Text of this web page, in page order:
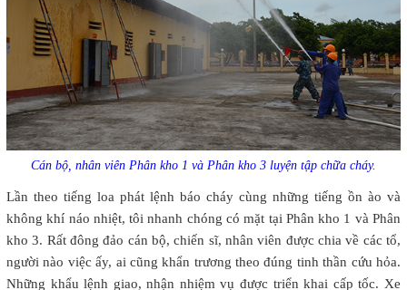
Cán bộ, nhân viên Phân kho 1 và Phân kho 3 luyện tập chữa cháy.
Lần theo tiếng loa phát lệnh báo cháy cùng những tiếng ồn ào và
không khí náo nhiệt, tôi nhanh chóng có mặt tại Phân kho 1 và Phân
kho 3. Rất đông đảo cán bộ, chiến sĩ, nhân viên được chia về các tổ,
người nào việc ấy, ai cũng khẩn trương theo đúng tinh thần cứu hỏa.
Những khẩu lệnh giao, nhận nhiệm vụ được triển khai cấp tốc. Xe